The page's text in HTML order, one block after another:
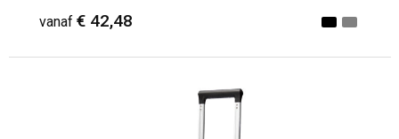
vanaf € 42,48
Minimale afname: 1